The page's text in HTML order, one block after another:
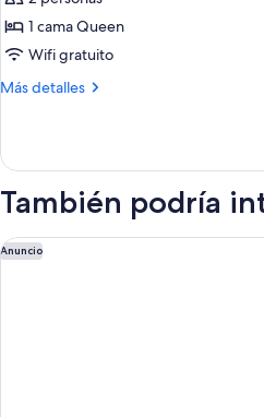
Habitación
superior
1 cama Queen
Wifi gratuito
Más detalles
Más
superior
También podría
Anuncio
Hilton Geneva Hotel and